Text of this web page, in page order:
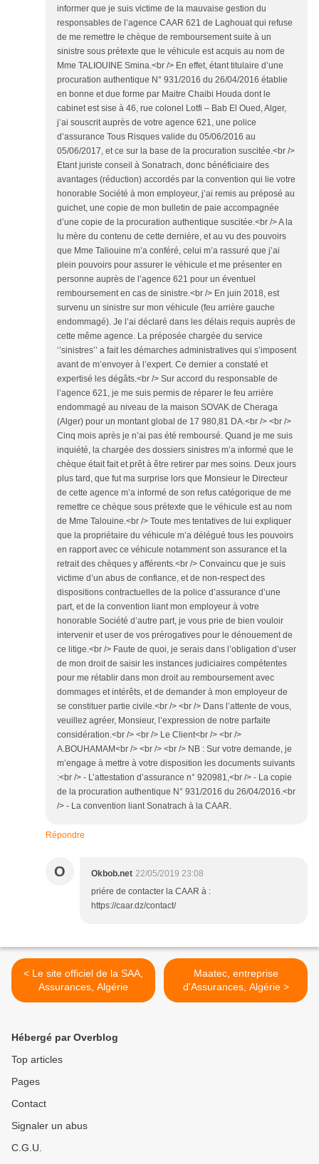
informer que je suis victime de la mauvaise gestion du
responsables de l’agence CAAR 621 de Laghouat qui refuse
de me remettre le chèque de remboursement suite à un
sinistre sous prétexte que le véhicule est acquis au nom de
Mme TALIOUINE Smina.<br /> En effet, étant titulaire d’une
procuration authentique N° 931/2016 du 26/04/2016 établie
en bonne et due forme par Maitre Chaibi Houda dont le
cabinet est sise à 46, rue colonel Lotfi – Bab El Oued, Alger,
j’ai souscrit auprès de votre agence 621, une police
d’assurance Tous Risques valide du 05/06/2016 au
05/06/2017, et ce sur la base de la procuration suscitée.<br />
Etant juriste conseil à Sonatrach, donc bénéficiaire des
avantages (réduction) accordés par la convention qui lie votre
honorable Société à mon employeur, j’ai remis au préposé au
guichet, une copie de mon bulletin de paie accompagnée
d’une copie de la procuration authentique suscitée.<br /> A la
lu mère du contenu de cette dernière, et au vu des pouvoirs
que Mme Taliouine m’a conféré, celui m’a rassuré que j’ai
plein pouvoirs pour assurer le véhicule et me présenter en
personne auprès de l’agence 621 pour un éventuel
remboursement en cas de sinistre.<br /> En juin 2018, est
survenu un sinistre sur mon véhicule (feu arrière gauche
endommagé). Je l’ai déclaré dans les délais requis auprès de
cette même agence. La préposée chargée du service
‘’sinistres’’ a fait les démarches administratives qui s’imposent
avant de m’envoyer à l’expert. Ce dernier a constaté et
expertisé les dégâts.<br /> Sur accord du responsable de
l’agence 621, je me suis permis de réparer le feu arrière
endommagé au niveau de la maison SOVAK de Cheraga
(Alger) pour un montant global de 17 980,81 DA.<br /> <br />
Cinq mois après je n’ai pas été remboursé. Quand je me suis
inquiété, la chargée des dossiers sinistres m’a informé que le
chèque était fait et prêt à être retirer par mes soins. Deux jours
plus tard, que fut ma surprise lors que Monsieur le Directeur
de cette agence m’a informé de son refus catégorique de me
remettre ce chèque sous prétexte que le véhicule est au nom
de Mme Talouine.<br /> Toute mes tentatives de lui expliquer
que la propriétaire du véhicule m’a délégué tous les pouvoirs
en rapport avec ce véhicule notamment son assurance et la
retrait des chèques y afférents.<br /> Convaincu que je suis
victime d’un abus de confiance, et de non-respect des
dispositions contractuelles de la police d’assurance d’une
part, et de la convention liant mon employeur à votre
honorable Société d’autre part, je vous prie de bien vouloir
intervenir et user de vos prérogatives pour le dénouement de
ce litige.<br /> Faute de quoi, je serais dans l’obligation d’user
de mon droit de saisir les instances judiciaires compétentes
pour me rétablir dans mon droit au remboursement avec
dommages et intérêts, et de demander à mon employeur de
se constituer partie civile.<br /> <br /> Dans l’attente de vous,
veuillez agréer, Monsieur, l’expression de notre parfaite
considération.<br /> <br /> Le Client<br /> <br />
A.BOUHAMAM<br /> <br /> <br /> NB : Sur votre demande, je
m’engage à mettre à votre disposition les documents suivants
:<br /> - L’attestation d’assurance n° 920981,<br /> - La copie
de la procuration authentique N° 931/2016 du 26/04/2016.<br
/> - La convention liant Sonatrach à la CAAR.
Répondre
O Okbob.net 22/05/2019 23:08
priére de contacter la CAAR à :
https://caar.dz/contact/
< Le site officiel de la SAA,
Assurances, Algérie
Maatec, entreprise
d'Assurances, Algérie >
Hébergé par Overblog
Top articles
Pages
Contact
Signaler un abus
C.G.U.